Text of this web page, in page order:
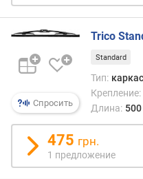
е
е
в
м
п
о
о
т
Спросить
Trico
Standard
Тип:
Крепление:
Длина:
475 грн.
1 предложение